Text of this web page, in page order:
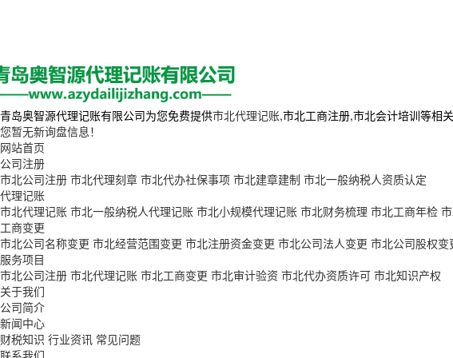
青岛奥智源代理记账有限公司为您免费提供市北代理记账,市北工商注册,市北会计培训等相
您暂无新询盘信息！
网站首页
公司注册
市北公司注册 市北代理刻章 市北代办社保事项 市北建章建制 市北一般纳税人资质认定
代理记账
市北代理记账 市北一般纳税人代理记账 市北小规模代理记账 市北财务梳理 市北工商年检
工商变更
市北公司名称变更 市北经营范围变更 市北注册资金变更 市北公司法人变更 市北公司股权变
服务项目
市北公司注册 市北代理记账 市北工商变更 市北审计验资 市北代办资质许可 市北知识产权
关于我们
公司简介
新闻中心
财税知识 行业资讯 常见问题
联系我们